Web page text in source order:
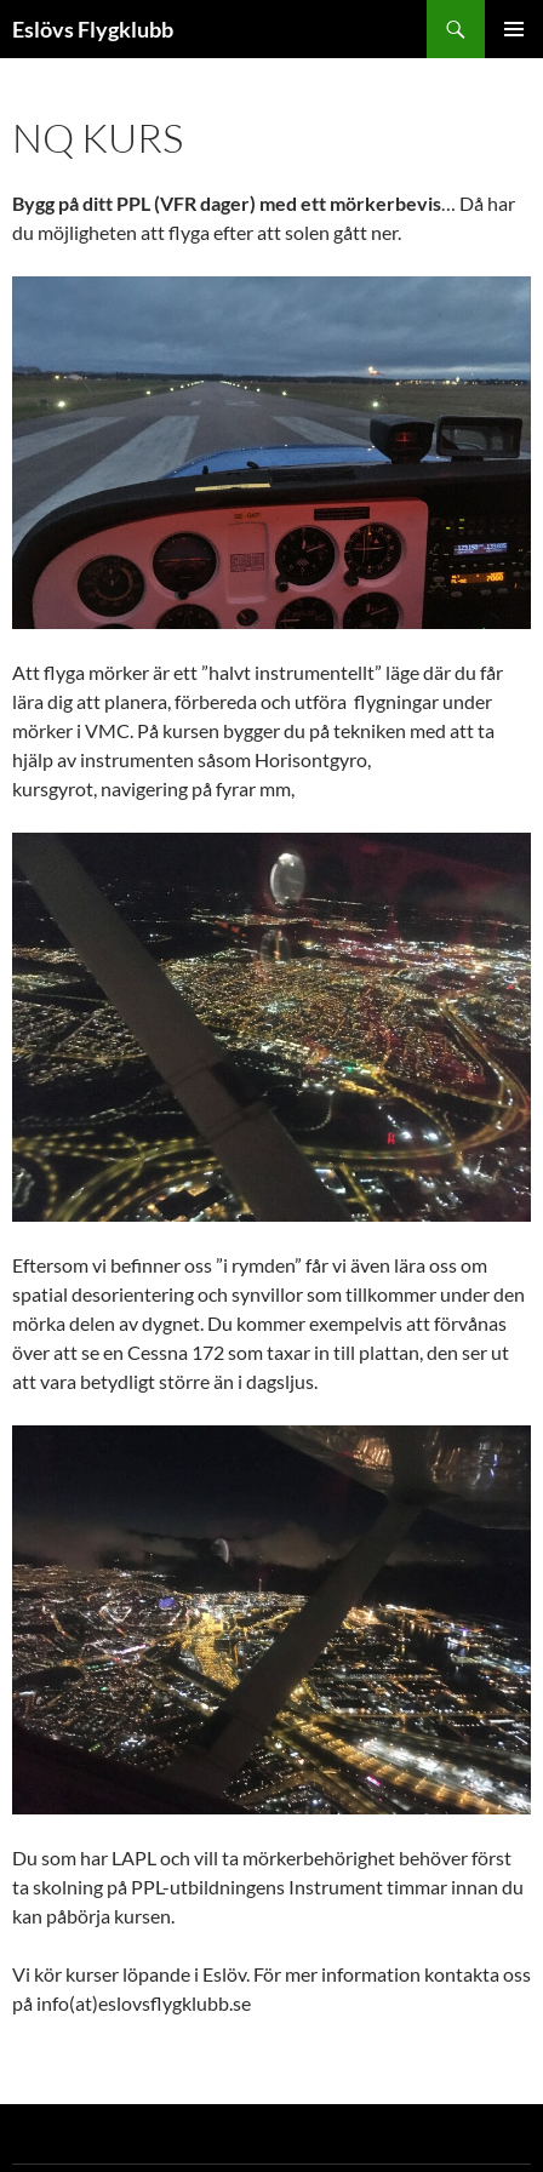
tillEslövs Flygklubb
NQ KURS
Bygg på ditt PPL (VFR dager) med ett mörkerbevis… Då har
du möjligheten att flyga efter att solen gått ner.
Att flyga mörker är ett ”halvt instrumentellt” läge där du får
lära dig att planera, förbereda och utföra flygningar under
mörker i VMC. På kursen bygger du på tekniken med att ta
hjälp av instrumenten såsom Horisontgyro,
kursgyrot, navigering på fyrar mm,
Eftersom vi befinner oss ”i rymden” får vi även lära oss om
spatial desorientering och synvillor som tillkommer under den
mörka delen av dygnet. Du kommer exempelvis att förvånas
över att se en Cessna 172 som taxar in till plattan, den ser ut
att vara betydligt större än i dagsljus.
Du som har LAPL och vill ta mörkerbehörighet behöver först
ta skolning på PPL-utbildningens Instrument timmar innan du
kan påbörja kursen.
Vi kör kurser löpande i Eslöv. För mer information kontakta oss
på info(at)eslovsflygklubb.se